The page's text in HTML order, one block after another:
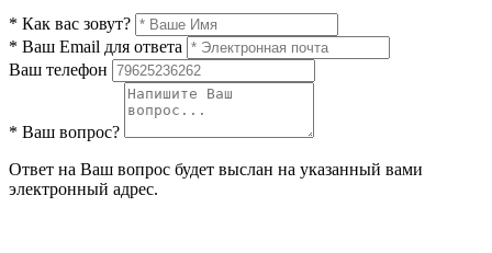
* Как вас зовут?
* Ваш Email для ответа
Ваш телефон
* Ваш вопрос?
Ответ на Ваш вопрос будет выслан на указанный вами
электронный адрес.